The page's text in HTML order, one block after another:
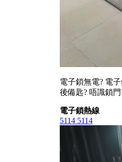
電子鎖無電? 電
後備匙? 唔識鎖門
電子鎖熱線
5114 5114